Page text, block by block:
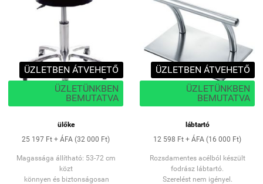
ÜZLETBEN ÁTVEHETŐ
ÜZLETÜNKBEN
BEMUTATVA
ülőke
25 197 Ft + ÁFA (32 000 Ft)
Magassága állítható: 53-72 cm
közt
könnyen és biztonságosan
ÜZLETBEN ÁTVEHETŐ
ÜZLETÜNKBEN
BEMUTATVA
lábtartó
12 598 Ft + ÁFA (16 000 Ft)
Rozsdamentes acélból készült
fodrász lábtartó.
Szerelést nem igényel.